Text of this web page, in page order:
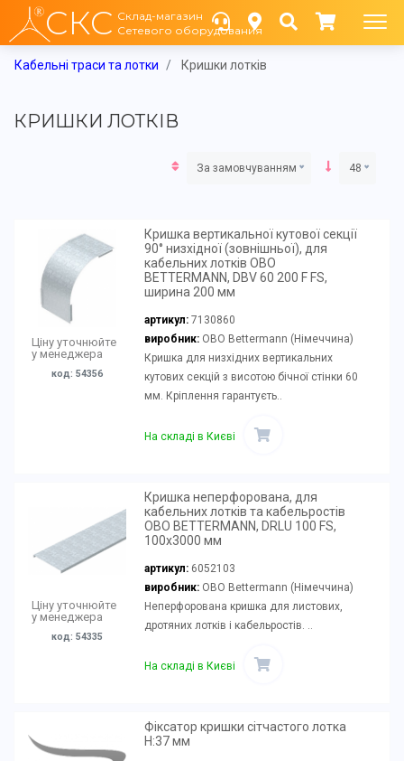
СКС Склад-магазин
Сетевого оборудования
Кабельні траси та лотки Кришки лотків
КРИШКИ ЛОТКІВ
За замовчуванням 48
Ціну уточнюйте
у менеджера
код: 54356
Кришка вертикальної кутової секції
90° низхідної (зовнішньої), для
кабельних лотків OBO
BETTERMANN, DBV 60 200 F FS,
ширина 200 мм
артикул: 7130860
виробник:OBO Bettermann (Німеччина)
Кришка для низхідних вертикальних
кутових секцій з висотою бічної стінки 60
мм. Кріплення гарантуєть..
На складі в Києві
Ціну уточнюйте
у менеджера
код: 54335
Кришка неперфорована, для
кабельних лотків та кабельростів
OBO BETTERMANN, DRLU 100 FS,
100х3000 мм
артикул: 6052103
виробник:OBO Bettermann (Німеччина)
Неперфорована кришка для листових,
дротяних лотків і кабельростів. ..
На складі в Києві
Фіксатор кришки сітчастого лотка
H:37 мм